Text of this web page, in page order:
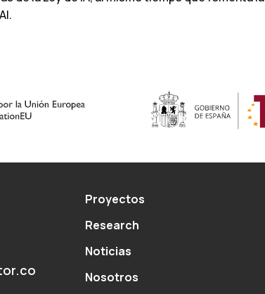
Proyectos
Research
Noticias
Nosotros